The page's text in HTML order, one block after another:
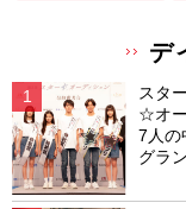
デ
スタ
☆オ
7人の
グラ